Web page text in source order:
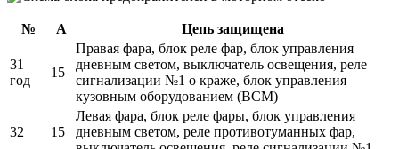
№ А Цепь защищена
31
год
15
Правая фара, блок реле фар, блок управления
дневным светом, выключатель освещения, реле
сигнализации №1 о краже, блок управления
кузовным оборудованием (BCM)
32 15
Левая фара, блок реле фары, блок управления
дневным светом, реле противотуманных фар,